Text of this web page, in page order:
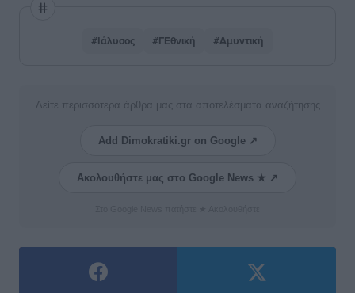
#Ιάλυσος #ΓΕθνική #Αμυντική
Δείτε περισσότερα άρθρα μας στα αποτελέσματα αναζήτησης
Add Dimokratiki.gr on Google ↗
Ακολουθήστε μας στο Google News ★ ↗